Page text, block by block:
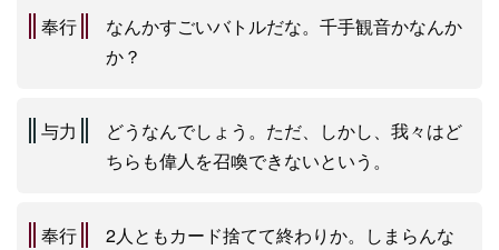
奉行
なんかすごいバトルだな。千手観音かなんか
か？
与力
どうなんでしょう。ただ、しかし、我々はど
ちらも偉人を召喚できないという。
奉行
2人ともカード捨てて終わりか。しまらんな